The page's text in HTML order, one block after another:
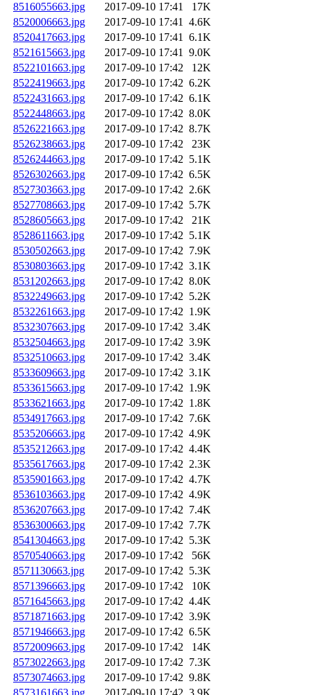
8516055663.jpg
2017-09-10 17:41
17K
8520006663.jpg
2017-09-10 17:41 4.6K
8520417663.jpg
2017-09-10 17:41 6.1K
8521615663.jpg
2017-09-10 17:41 9.0K
8522101663.jpg
2017-09-10 17:42
12K
8522419663.jpg
2017-09-10 17:42 6.2K
8522431663.jpg
2017-09-10 17:42 6.1K
8522448663.jpg
2017-09-10 17:42 8.0K
8526221663.jpg
2017-09-10 17:42 8.7K
8526238663.jpg
2017-09-10 17:42
23K
8526244663.jpg
2017-09-10 17:42 5.1K
8526302663.jpg
2017-09-10 17:42 6.5K
8527303663.jpg
2017-09-10 17:42 2.6K
8527708663.jpg
2017-09-10 17:42 5.7K
8528605663.jpg
2017-09-10 17:42
21K
8528611663.jpg
2017-09-10 17:42 5.1K
8530502663.jpg
2017-09-10 17:42 7.9K
8530803663.jpg
2017-09-10 17:42 3.1K
8531202663.jpg
2017-09-10 17:42 8.0K
8532249663.jpg
2017-09-10 17:42 5.2K
8532261663.jpg
2017-09-10 17:42 1.9K
8532307663.jpg
2017-09-10 17:42 3.4K
8532504663.jpg
2017-09-10 17:42 3.9K
8532510663.jpg
2017-09-10 17:42 3.4K
8533609663.jpg
2017-09-10 17:42 3.1K
8533615663.jpg
2017-09-10 17:42 1.9K
8533621663.jpg
2017-09-10 17:42 1.8K
8534917663.jpg
2017-09-10 17:42 7.6K
8535206663.jpg
2017-09-10 17:42 4.9K
8535212663.jpg
2017-09-10 17:42 4.4K
8535617663.jpg
2017-09-10 17:42 2.3K
8535901663.jpg
2017-09-10 17:42 4.7K
8536103663.jpg
2017-09-10 17:42 4.9K
8536207663.jpg
2017-09-10 17:42 7.4K
8536300663.jpg
2017-09-10 17:42 7.7K
8541304663.jpg
2017-09-10 17:42 5.3K
8570540663.jpg
2017-09-10 17:42
56K
8571130663.jpg
2017-09-10 17:42 5.3K
8571396663.jpg
2017-09-10 17:42
10K
8571645663.jpg
2017-09-10 17:42 4.4K
8571871663.jpg
2017-09-10 17:42 3.9K
8571946663.jpg
2017-09-10 17:42 6.5K
8572009663.jpg
2017-09-10 17:42
14K
8573022663.jpg
2017-09-10 17:42 7.3K
8573074663.jpg
2017-09-10 17:42 9.8K